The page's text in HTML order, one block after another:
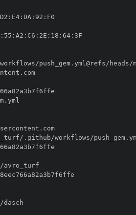
D2 : E4: DA : 92 :
: 55 : A2 : C6 : 2E : 18 : 64:
//token.actions.githubusercontent.com
//token.actions.githubusercontent.com